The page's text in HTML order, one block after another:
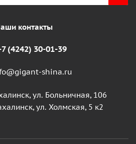
контакты
(4242) 30-01-39
shina.ru
ул. Больничная, 106
ул. Холмская, 5 к2